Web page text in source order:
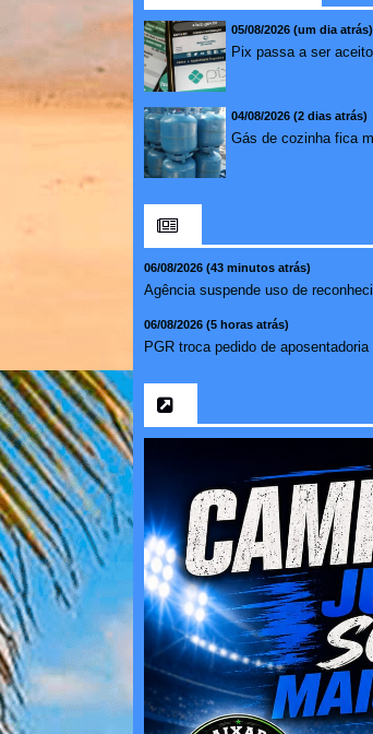
05/08/2026 (um dia atrás)
04/08/2026 (2 dias atrás)
06/08/2026 (43 minutos atrás)
06/08/2026 (5 horas atrás)